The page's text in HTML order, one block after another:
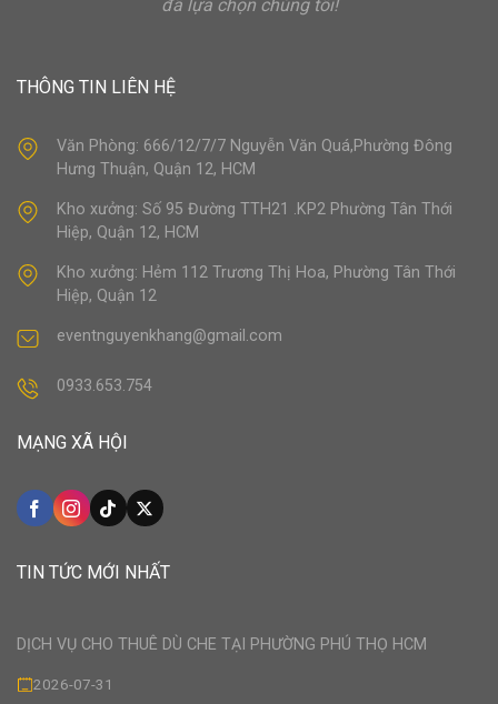
đã lựa chọn chúng tôi!
THÔNG TIN LIÊN HỆ
Văn Phòng: 666/12/7/7 Nguyễn Văn Quá,Phường Đông
Hưng Thuận, Quận 12, HCM
Kho xưởng: Số 95 Đường TTH21 .KP2 Phường Tân Thới
Hiệp, Quận 12, HCM
Kho xưởng: Hẻm 112 Trương Thị Hoa, Phường Tân Thới
Hiệp, Quận 12
eventnguyenkhang@gmail.com
0933.653.754
MẠNG XÃ HỘI
TIN TỨC MỚI NHẤT
DỊCH VỤ CHO THUÊ DÙ CHE TẠI PHƯỜNG PHÚ THỌ HCM
2026-07-31